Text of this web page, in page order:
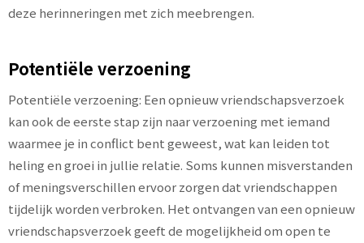
deze herinneringen met zich meebrengen.
Potentiële verzoening
Potentiële verzoening: Een opnieuw vriendschapsverzoek
kan ook de eerste stap zijn naar verzoening met iemand
waarmee je in conflict bent geweest, wat kan leiden tot
heling en groei in jullie relatie. Soms kunnen misverstanden
of meningsverschillen ervoor zorgen dat vriendschappen
tijdelijk worden verbroken. Het ontvangen van een opnieuw
vriendschapsverzoek geeft de mogelijkheid om open te